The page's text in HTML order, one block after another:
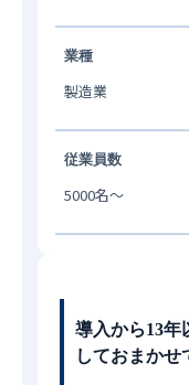
業種
製造業
従業員数
5000名〜
導入から13年
しておまかせ